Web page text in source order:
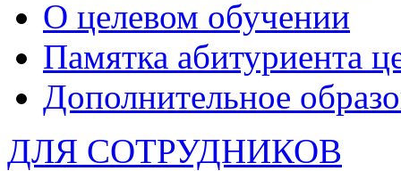
О целевом обучении
Памятка абитуриента
Дополнительное
ДЛЯ СОТРУДНИКОВ